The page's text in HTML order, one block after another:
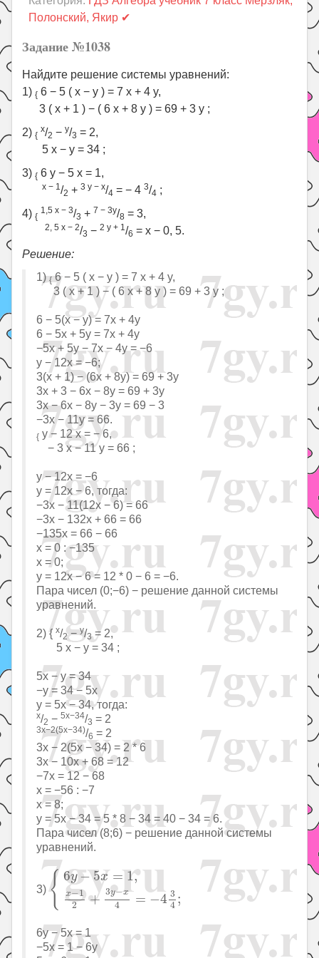
Праздники
Летом!
Поиск
Полонский, Якир ✔
Задание №1038
Найдите решение системы уравнений:
1) { 6 − 5 ( x − y ) = 7 x + 4 y,
3 ( x + 1 ) − ( 6 x + 8 y ) = 69 + 3 y ;
2) {
x/2 −y/3 = 2,
5 x − y = 34 ;
3) { 6 y − 5 x = 1,
x − 1/2 +3 y − x/4 = − 43/4 ;
4) {
1,5 x − 3/3 + 7 − 3y/8 = 3,
2, 5 x − 2/3 −2 y + 1/6 = x − 0, 5.
Решение:
1){6 − 5 ( x − y ) = 7 x + 4 y,
3 ( x + 1 ) − ( 6 x + 8 y ) = 69 + 3 y ;
6 − 5(x − y) = 7x + 4y
6 − 5x + 5y = 7x + 4y
−5x + 5y − 7x − 4y = −6
y − 12x = −6;
3(x + 1) − (6x + 8y) = 69 + 3y
3x + 3 − 6x − 8y = 69 + 3y
3x − 6x − 8y − 3y = 69 − 3
−3x − 11y = 66.
{ y − 12 x = − 6,
− 3 x − 11 y = 66 ;
y − 12x = −6
y = 12x − 6, тогда:
−3x − 11(12x − 6) = 66
−3x − 132x + 66 = 66
−135x = 66 − 66
x = 0 : −135
x = 0;
y = 12x − 6 = 12 * 0 − 6 = −6.
Пара чисел (0;−6) − решение данной системы
уравнений.
2) {x/2 −y/3 = 2,
5 x − y = 34 ;
5x − y = 34
−y = 34 − 5x
y = 5x − 34, тогда:
x/2 −5x−34/3 = 2
3x−2(5x−34)/6 = 2
3x − 2(5x − 34) = 2 * 6
3x − 10x + 68 = 12
−7x = 12 − 68
x = −56 : −7
x = 8;
y = 5x − 34 = 5 * 8 − 34 = 40 − 34 = 6.
Пара чисел (8;6) − решение данной системы
уравнений.
3){ 6y − 5x = 1,
x−1
2
+ 3y−x
4 = −4 3
4 ;
{6 y−5x= 1, −12+3y −434;
6y − 5x = 1
−5x = 1 − 6y